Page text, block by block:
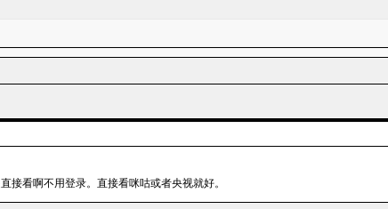
接看啊不用登录。直接看咪咕或者央视就好。